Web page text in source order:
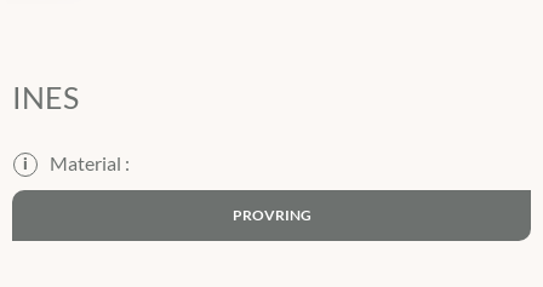
INES
PROVRING
i